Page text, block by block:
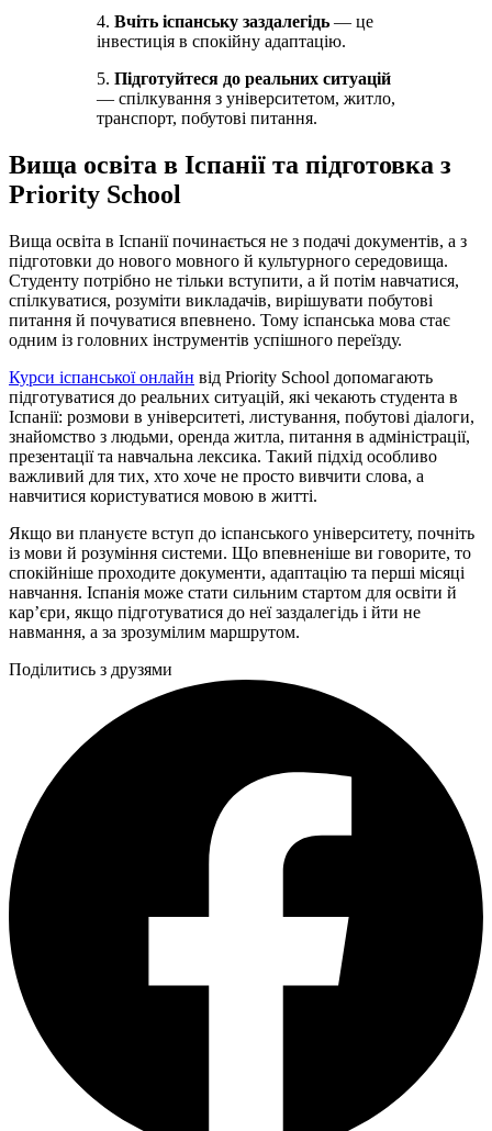
4. Вчіть іспанську заздалегідь — це
інвестиція в спокійну адаптацію.
5. Підготуйтеся до реальних ситуацій
— спілкування з університетом, житло,
транспорт, побутові питання.
Вища освіта в Іспанії та підготовка з
Priority School
Вища освіта в Іспанії починається не з подачі документів, а з
підготовки до нового мовного й культурного середовища.
Студенту потрібно не тільки вступити, а й потім навчатися,
спілкуватися, розуміти викладачів, вирішувати побутові
питання й почуватися впевнено. Тому іспанська мова стає
одним із головних інструментів успішного переїзду.
Курси іспанської онлайн від Priority School допомагають
підготуватися до реальних ситуацій, які чекають студента в
Іспанії: розмови в університеті, листування, побутові діалоги,
знайомство з людьми, оренда житла, питання в адміністрації,
презентації та навчальна лексика. Такий підхід особливо
важливий для тих, хто хоче не просто вивчити слова, а
навчитися користуватися мовою в житті.
Якщо ви плануєте вступ до іспанського університету, почніть
із мови й розуміння системи. Що впевненіше ви говорите, то
спокійніше проходите документи, адаптацію та перші місяці
навчання. Іспанія може стати сильним стартом для освіти й
кар’єри, якщо підготуватися до неї заздалегідь і йти не
навмання, а за зрозумілим маршрутом.
Поділитись з друзями